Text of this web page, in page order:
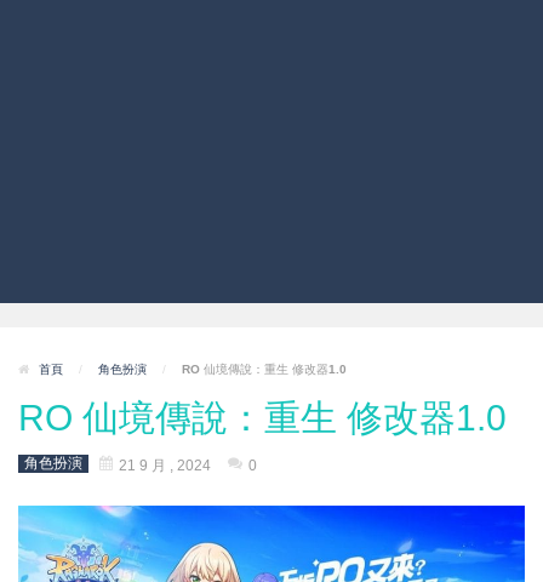
首頁 / 角色扮演 / RO 仙境傳說：重生 修改器1.0
RO 仙境傳說：重生 修改器1.0
角色扮演 21 9 月 , 2024 0